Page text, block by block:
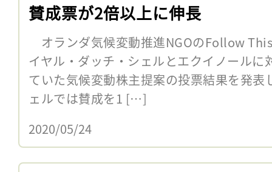
賛成票が2倍以上に伸長
オランダ気候変動推進NGOのFollow
イヤル・ダッチ・シェルとエクイノール
ていた気候変動株主提案の投票結果を発表
ェルでは賛成を1 […]
2020/05/24